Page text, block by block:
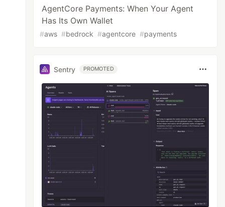
AgentCore Payments: When Your Agent
Has Its Own Wallet
#aws #bedrock #agentcore #payments
Sentry PROMOTED